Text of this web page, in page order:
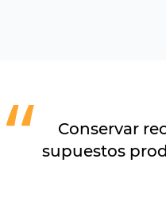
Conservar
supuestos